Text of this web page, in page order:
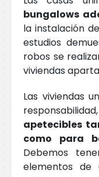
bungalows
la instalación
estudios
robos se
viviendas
Las viviendas
apetecibles
como para
Debemos
elementos